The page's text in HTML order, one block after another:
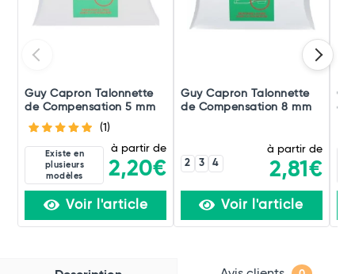
Guy Capron Talonnette
de Compensation 5 mm
(1)
Existe en
plusieurs
modèles
à partir de
2,20€
Voir l'article
Guy Capron Talonnette
de Compensation 8 mm
2 3 4
à partir de
2,81€
Voir l'article